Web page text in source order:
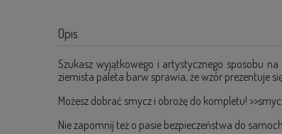
Opis
Szukasz wyjątkowego i artystycznego sposobu
ziemista paleta barw sprawia, że wzór prezentuje
Możesz dobrać smycz i obrożę do kompletu!
Nie zapomnij też o pasie bezpieczeństwa do